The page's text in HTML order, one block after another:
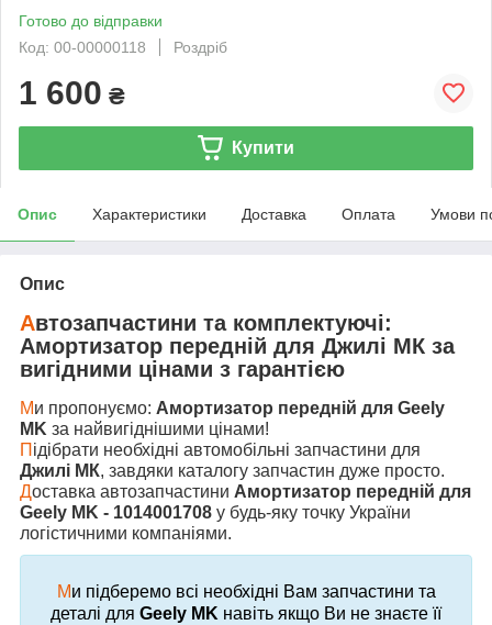
Готово до відправки
Код: 00-00000118
Роздріб
1 600 ₴
Купити
Опис Характеристики Доставка Оплата Умови
Опис
Автозапчастини та комплектуючі:
Амортизатор передній для Джилі МК за
вигідними цінами з гарантією
Ми пропонуємо: Амортизатор передній для Geely
MK за найвигіднішими цінами!
П ідібрати необхідні автомобільні запчастини для
Джилі МК, завдяки каталогу запчастин дуже просто.
Доставка автозапчастини Амортизатор передній для
Geely MK - 1014001708 у будь-яку точку України
логістичними компаніями.
Ми підберемо всі необхідні Вам запчастини та
деталі для Geely MK навіть якщо Ви не знаєте її